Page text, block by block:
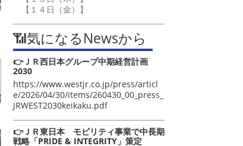
【１４日（金）】
📶気になるNewsから
👉ＪＲ西日本グループ中期経営計画
2030
https://www.westjr.co.jp/press/articl
e/2026/04/30/items/260430_00_press_
JRWEST2030keikaku.pdf
👉ＪＲ東日本 モビリティ事業で中長期
戦略「PRIDE & INTEGRITY」策定